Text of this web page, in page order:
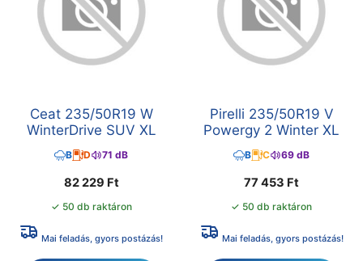
Ceat 235/50R19 W
WinterDrive SUV XL
B D 71 dB
82 229 Ft
✓ 50 db raktáron
Mai feladás, gyors postázás!
Pirelli 235/50R19 V
Powergy 2 Winter XL
B C 69 dB
77 453 Ft
✓ 50 db raktáron
Mai feladás, gyors postázás!